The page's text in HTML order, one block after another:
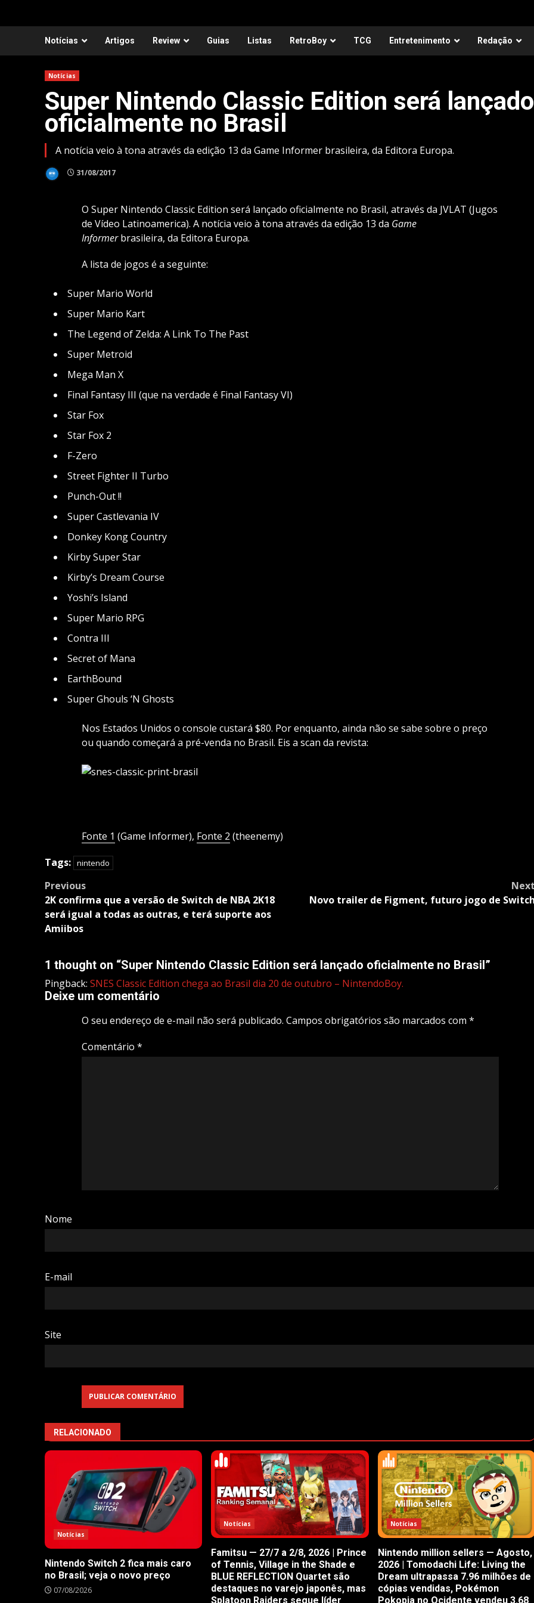
Notícias Artigos Review Guias Listas RetroBoy TCG Entretenimento Redação
Notícias
Super Nintendo Classic Edition será lançado
oficialmente no Brasil
A notícia veio à tona através da edição 13 da Game Informer brasileira, da Editora Europa.
31/08/2017
O Super Nintendo Classic Edition será lançado oficialmente no Brasil, através da JVLAT (Jugos
de Vídeo Latinoamerica). A notícia veio à tona através da edição 13 da Game
Informerbrasileira, da Editora Europa.
A lista de jogos é a seguinte:
Super Mario World
Super Mario Kart
The Legend of Zelda: A Link To The Past
Super Metroid
Mega Man X
Final Fantasy III (que na verdade é Final Fantasy VI)
Star Fox
Star Fox 2
F-Zero
Street Fighter II Turbo
Punch-Out !!
Super Castlevania IV
Donkey Kong Country
Kirby Super Star
Kirby’s Dream Course
Yoshi’s Island
Super Mario RPG
Contra III
Secret of Mana
EarthBound
Super Ghouls ‘N Ghosts
Nos Estados Unidos o console custará $80. Por enquanto, ainda não se sabe sobre o preço
ou quando começará a pré-venda no Brasil. Eis a scan da revista:
Fonte 1 (Game Informer), Fonte 2 (theenemy)
Tags: nintendo
Post
navigation
Previous
2K confirma que a versão de Switch de NBA 2K18
será igual a todas as outras, e terá suporte aos
Amiibos
Novo trailer de Figment, futuro jogo de
1 thought on “Super Nintendo Classic Edition será lançado oficialmente no Brasil”
Pingback: SNES Classic Edition chega ao Brasil dia 20 de outubro – NintendoBoy.
Deixe um comentário
O seu endereço de e-mail não será publicado. Campos obrigatórios são marcados com *
Comentário *
Nome
E-mail
Site
RELACIONADO
Notícias
Nintendo Switch 2 fica mais caro
no Brasil; veja o novo preço
07/08/2026
Notícias
Famitsu — 27/7 a 2/8, 2026 | Prince
of Tennis, Village in the Shade e
BLUE REFLECTION Quartet são
destaques no varejo japonês, mas
Splatoon Raiders segue líder
Notícias
Nintendo million sellers — Agosto,
2026 | Tomodachi Life: Living the
Dream ultrapassa 7.96 milhões de
cópias vendidas, Pokémon
Pokopia no Ocidente vendeu 3.68